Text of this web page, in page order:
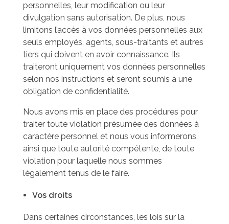
personnelles, leur modification ou leur
divulgation sans autorisation. De plus, nous
limitons l’accès à vos données personnelles aux
seuls employés, agents, sous-traitants et autres
tiers qui doivent en avoir connaissance. Ils
traiteront uniquement vos données personnelles
selon nos instructions et seront soumis à une
obligation de confidentialité.
Nous avons mis en place des procédures pour
traiter toute violation présumée des données à
caractère personnel et nous vous informerons,
ainsi que toute autorité compétente, de toute
violation pour laquelle nous sommes
légalement tenus de le faire.
Vos droits
Dans certaines circonstances, les lois sur la